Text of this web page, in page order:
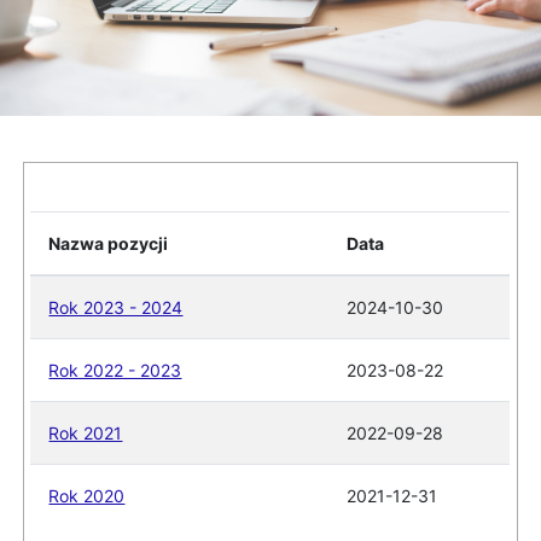
Nazwa pozycji Data
Rok 2023 - 2024 2024-10-30
Rok 2022 - 2023 2023-08-22
Rok 2021 2022-09-28
Rok 2020 2021-12-31